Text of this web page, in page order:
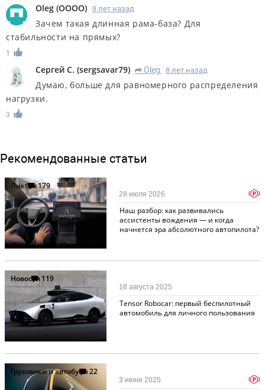
Oleg (OOOO) 8 лет назад
Зачем такая длинная рама-база? Для
стабильности на прямых?
1
Сергей С. (sergsavar79) R Oleg 8 лет назад
Думаю, больше для равномерного распределения
нагрузки.
3
Рекомендованные статьи
Ликбез179
Наш разбор: как развивались
ассистенты вождения — и когда
начнется эра абсолютного автопилота?
28 июля 2026 p
Новости119
Tensor Robocar: первый беспилотный
автомобиль для личного пользования
18 августа 2025
Грузовики и автобусы22
3 июня 2025 p